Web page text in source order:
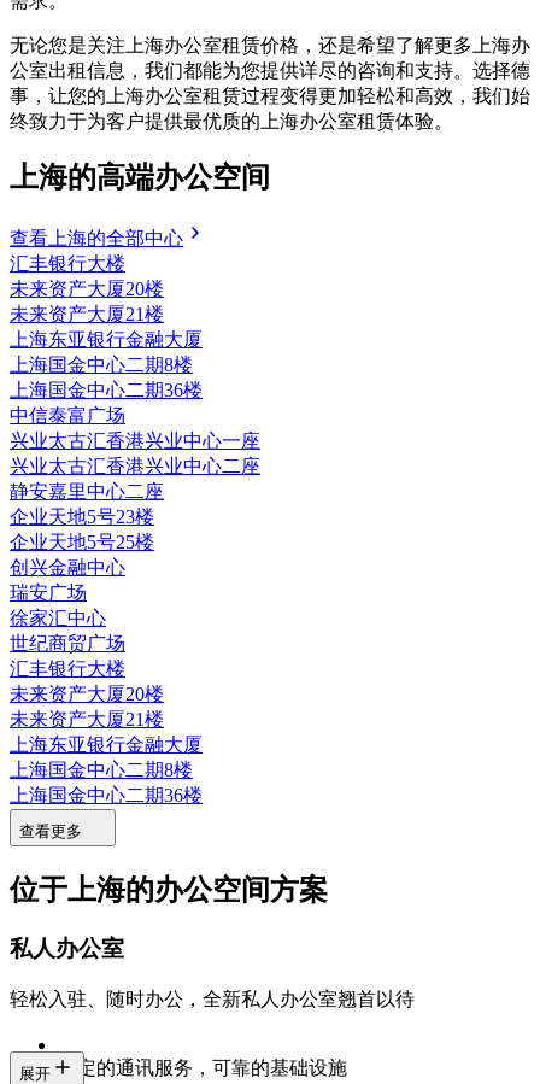
无论您是关注上海办公室租赁价格，还是希望了解更多上海办
公室出租信息，我们都能为您提供详尽的咨询和支持。选择德
事，让您的上海办公室租赁过程变得更加轻松和高效，我们始
终致力于为客户提供最优质的上海办公室租赁体验。
上海的高端办公空间
查看上海的全部中心
汇丰银行大楼
未来资产大厦20楼
未来资产大厦21楼
上海东亚银行金融大厦
上海国金中心二期8楼
上海国金中心二期36楼
中信泰富广场
兴业太古汇香港兴业中心一座
兴业太古汇香港兴业中心二座
静安嘉里中心二座
企业天地5号23楼
企业天地5号25楼
创兴金融中心
瑞安广场
徐家汇中心
世纪商贸广场
汇丰银行大楼
未来资产大厦20楼
未来资产大厦21楼
上海东亚银行金融大厦
上海国金中心二期8楼
上海国金中心二期36楼
查看更多
位于上海的办公空间方案
私人办公室
轻松入驻、随时办公，全新私人办公室翘首以待
稳定的通讯服务，可靠的基础设施
展开